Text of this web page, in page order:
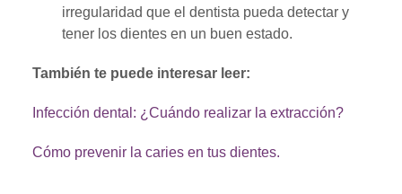
irregularidad que el dentista pueda detectar y
tener los dientes en un buen estado.
También te puede interesar leer:
Infección dental: ¿Cuándo realizar la extracción?
Cómo prevenir la caries en tus dientes.